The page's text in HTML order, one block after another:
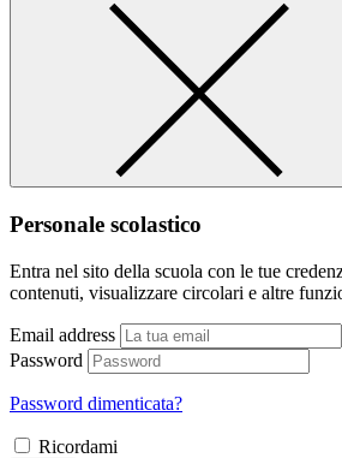
Personale scolastico
Entra nel sito della scuola con le tue
contenuti, visualizzare circolari e altre
Email address
Password
Password dimenticata?
Ricordami